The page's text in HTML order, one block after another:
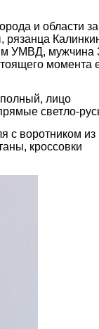
и области за
рязанца
УМВД, мужчина
момента
полный, лицо
светло-
с воротником из
кроссовки